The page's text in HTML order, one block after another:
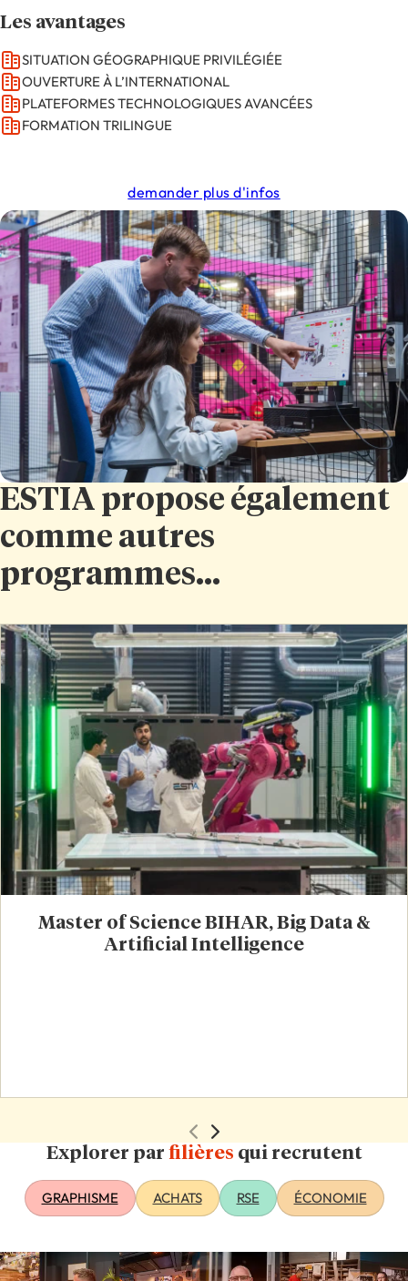
Les avantages
SITUATION GÉOGRAPHIQUE PRIVILÉGIÉE
OUVERTURE À L’INTERNATIONAL
PLATEFORMES TECHNOLOGIQUES AVANCÉES
FORMATION TRILINGUE
demander plus d'infos
ESTIA propose également
comme autres
programmes...
Master of Science BIHAR, Big Data &
Artificial Intelligence
Explorer par filières qui recrutent
GRAPHISME ACHATS RSE ÉCONOMIE